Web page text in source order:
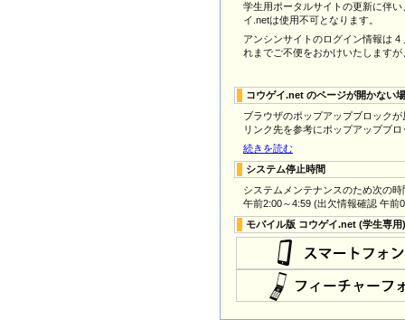
学生用ポータルサイトの更新に伴
イ.netは使用不可となります。
アンシンサイトのログイン情報は
れまでご不便をおかけいたします
コウゲイ.net のページが開かない
ブラウザのポップアップブロック
リンク先を参考にポップアップブ
続きを読む
システム停止時間
システムメンテナンスのため次の
午前2:00～4:59 (出欠情報確認 午前
モバイル版 コウゲイ.net (学生専用)